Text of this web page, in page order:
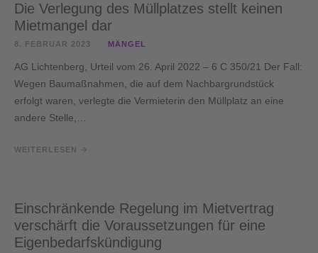
Die Verlegung des Müllplatzes stellt keinen
Mietmangel dar
8. FEBRUAR 2023 MÄNGEL
AG Lichtenberg, Urteil vom 26. April 2022 – 6 C 350/21 Der Fall:
Wegen Baumaßnahmen, die auf dem Nachbargrundstück
erfolgt waren, verlegte die Vermieterin den Müllplatz an eine
andere Stelle,…
WEITERLESEN
Einschränkende Regelung im Mietvertrag
verschärft die Voraussetzungen für eine
Eigenbedarfskündigung